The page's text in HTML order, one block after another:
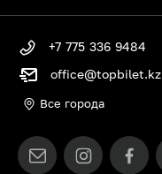
+7 775 336 9484
office@topbilet.kz
Все города